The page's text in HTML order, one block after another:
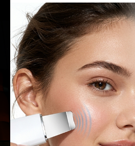
-20%
НОВЫМ КЛИЕНТАМ ПРЕДЛАГАЕМ
СПЕЦИАЛЬНЫЕ УСЛОВИЯ НА
НАШ САЛОН
ЗАПИСАТЬСЯ
СМОТРЕТЬ ВСЕ АКЦИИ